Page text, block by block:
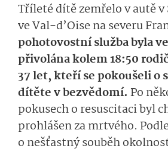
Tříleté dítě zemřelo v autě
ve Val-d’Oise na severu
pohotovostní služba byla
přivolána kolem 18:50
37 let, kteří se pokoušeli o
dítěte v bezvědomí. Po
pokusech o resuscitaci byl
prohlášen za mrtvého.
o nešťastný souběh